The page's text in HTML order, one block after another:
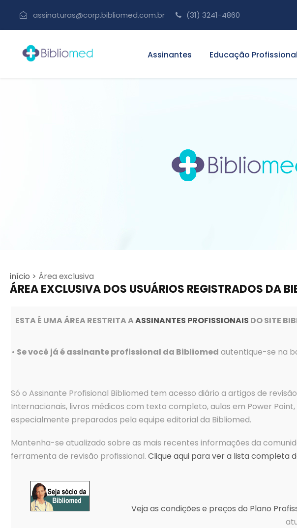
assinaturas@corp.bibliomed.com.br (31) 3241-4860
Assinantes Educação Profissional
início > Área exclusiva
ÁREA EXCLUSIVA DOS USUÁRIOS REGISTRADOS DA
ESTA É UMA ÁREA RESTRITA AASSINANTES PROFISSIONAIS DO SITE
• Se você já é assinante profissional da Bibliomed autentique-se na
Só o Assinante Profisional Bibliomed tem acesso diário a artigos de
Internacionais, livros médicos com texto completo, aulas em Power
especialmente preparados pela equipe editorial da Bibliomed.
Mantenha-se atualizado sobre as mais recentes informações da
ferramenta de revisão profissional. Clique aqui para ver a lista completa
Veja as condições e preços do Plano